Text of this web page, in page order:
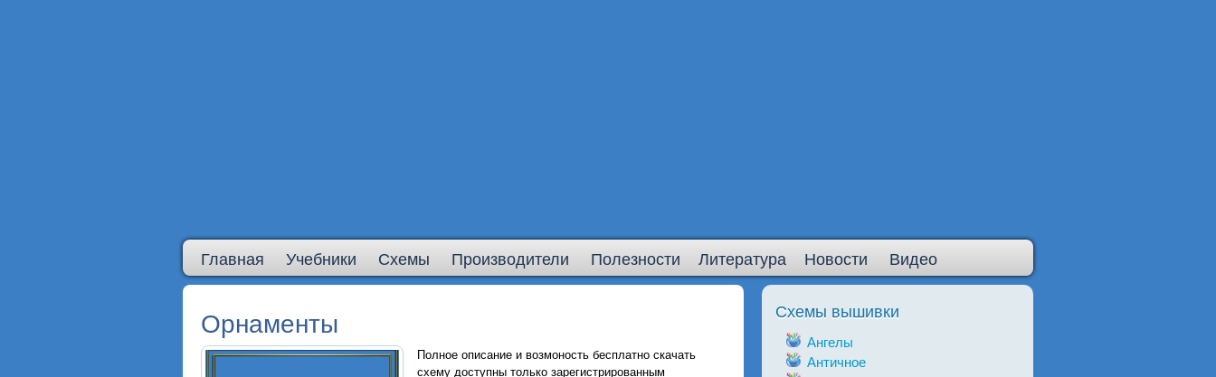
Главная Учебники Схемы Производители Полезности Литература Новости Видео
Орнаменты
Полное описание и возмоность бесплатно скачать
схему доступны только зарегистрированным
Схемы вышивки
Ангелы
Античное